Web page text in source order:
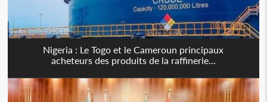
Nigeria : Le Togo et le Cameroun principaux
acheteurs des produits de la raffinerie...